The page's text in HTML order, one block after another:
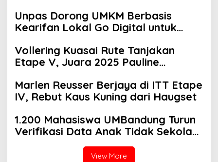
Unpas Dorong UMKM Berbasis
Kearifan Lokal Go Digital untuk
Vollering Kuasai Rute Tanjakan
Etape V, Juara 2025 Pauline
Marlen Reusser Berjaya di ITT Etape
IV, Rebut Kaus Kuning dari Haugset
1.200 Mahasiswa UMBandung Turun
Verifikasi Data Anak Tidak Sekolah,
Wujud Nyata Kampus Membantu
Jawa Barat Menyelamatkan
View More